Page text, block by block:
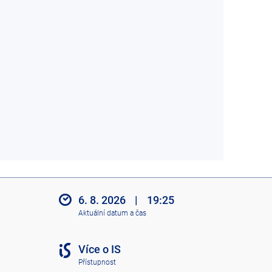
6. 8. 2026 | 19:25
Aktuální datum a čas
Více o IS
Přístupnost